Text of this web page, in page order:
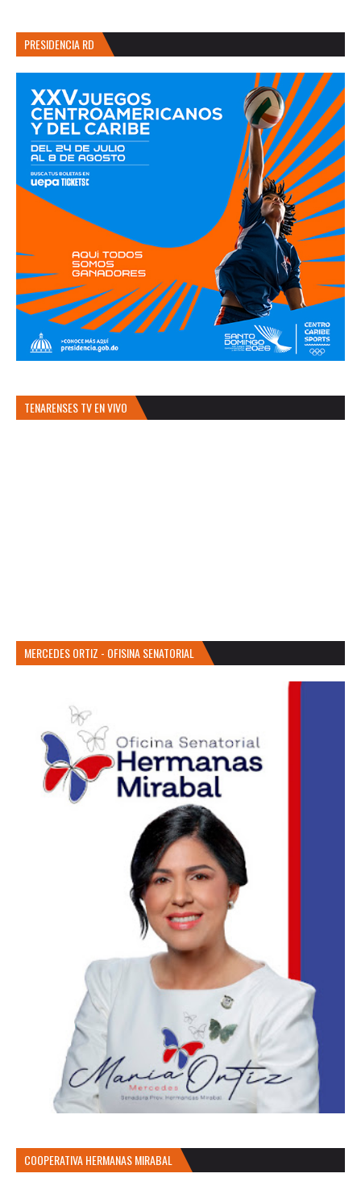
PRESIDENCIA RD
TENARENSES TV EN VIVO
MERCEDES ORTIZ - OFISINA SENATORIAL
COOPERATIVA HERMANAS MIRABAL